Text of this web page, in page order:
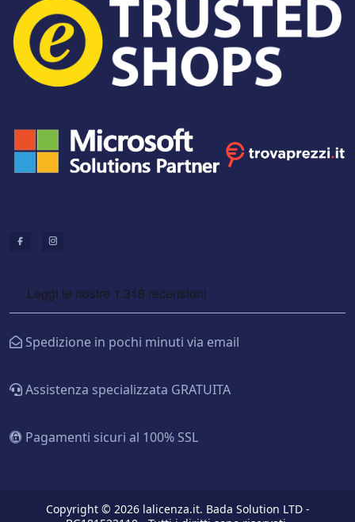
Spedizione in pochi minuti via email
Assistenza specializzata GRATUITA
Pagamenti sicuri al 100% SSL
Copyright © 2026 lalicenza.it. Bada Solution LTD -